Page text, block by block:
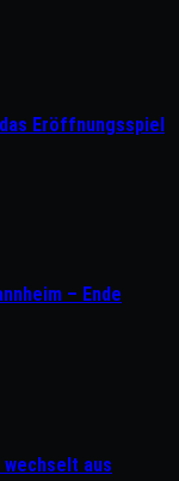
Eröffnungsspiel
– Ende
aus